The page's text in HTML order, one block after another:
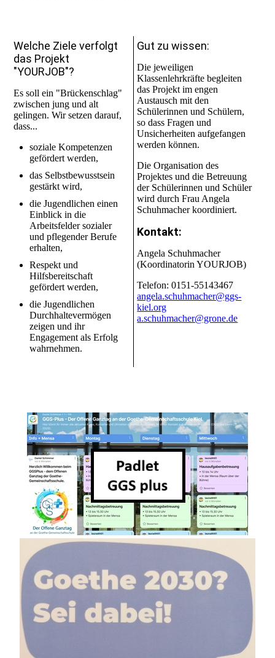
Welche Ziele verfolgt
das Projekt
"YOURJOB"?
Es soll ein "Brückenschlag"
zwischen jung und alt
gelingen. Wir setzen darauf,
dass...
soziale Kompetenzen
gefördert werden,
das Selbstbewusstsein
gestärkt wird,
die Jugendlichen einen
Einblick in die
Arbeitsfelder sozialer
und pflegender Berufe
erhalten,
Respekt und
Hilfsbereitschaft
gefördert werden,
die Jugendlichen
Durchhaltevermögen
zeigen und ihr
Engagement als Erfolg
wahrnehmen.
Gut zu wissen:
Die jeweiligen
Klassenlehrkräfte begleiten
das Projekt im engen
Austausch mit den
Schülerinnen und Schülern,
so dass Fragen und
Unsicherheiten aufgefangen
werden können.
Die Organisation des
Projektes und die Betreuung
der Schülerinnen und Schüler
wird durch Frau Angela
Schuhmacher koordiniert.
Kontakt:
Angela Schuhmacher
(Koordinatorin YOURJOB)
Telefon: 0151-55143467
angela.schuhmacher@ggs-
kiel.org
a.schuhmacher@grone.de